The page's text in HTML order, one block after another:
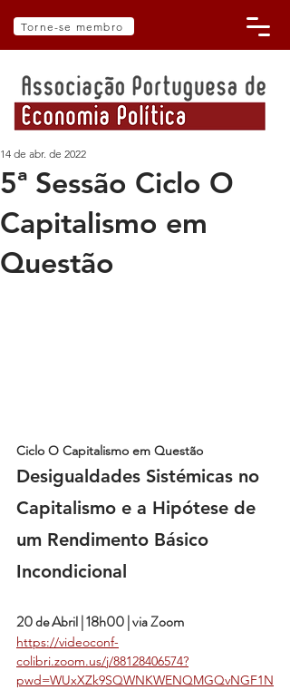
Torne-se membro
5ª Sessão Ciclo O
Capitalismo em
Questão
14 de abr. de 2022
Ciclo O Capitalismo em Questão
Desigualdades Sistémicas no
Capitalismo e a Hipótese de
um Rendimento Básico
Incondicional
20 de Abril | 18h00 | via Zoom
https://videoconf-
colibri.zoom.us/j/88128406574?
pwd=WUxXZk9SQWNKWENQMGQvNGF1N